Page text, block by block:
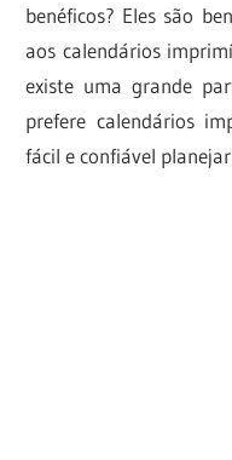
benéficos? Eles são
aos calendários
existe uma grande
prefere calendários
fácil e confiável